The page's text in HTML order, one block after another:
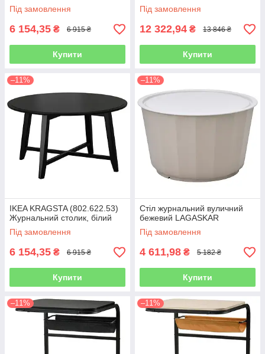
Під замовлення
6 154,35 ₴ 6 915 ₴
Купити
Під замовлення
12 322,94 ₴ 13 846 ₴
Купити
–11%
IKEA KRAGSTA (802.622.53)
Журнальний столик, білий
Під замовлення
6 154,35 ₴ 6 915 ₴
Купити
–11%
Стіл журнальний вуличний
бежевий LAGASKAR
Під замовлення
4 611,98 ₴ 5 182 ₴
Купити
–11% –11%